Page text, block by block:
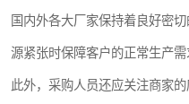
国内外各大厂家保持着良好密
源紧张时保障客户的正常生产
此外，采购人员还应关注商家